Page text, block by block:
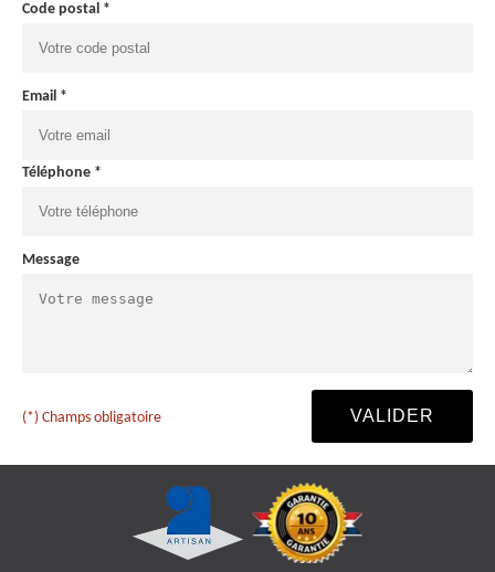
Code postal *
Email *
Téléphone *
Message
(*) Champs obligatoire